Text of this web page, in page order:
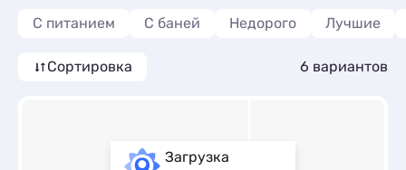
Бронируйте на Горнолыжных курортах загородные отели с
С питанием С баней Недорого Лучшие
Сортировка 6 вариантов
Загрузка